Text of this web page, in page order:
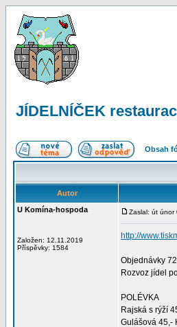
JÍDELNÍČEK
Obsah
Autor
U Komína-hospoda
Založen: 12.11.2019
Příspěvky: 1584
Zaslal: út únor
http://
Objednávky
Rozvoz jídel
POLÉVKA
Rajská s rýží
Gulášová 45,-